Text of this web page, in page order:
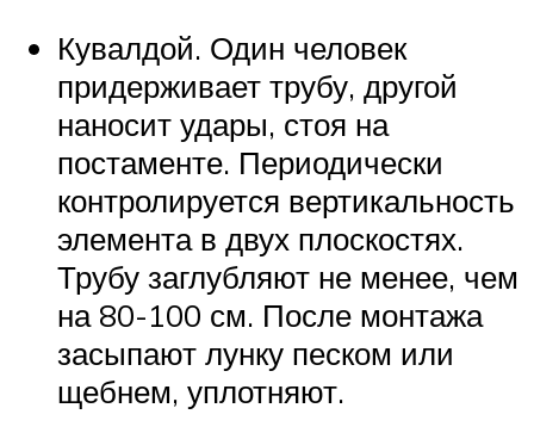
Кувалдой. Один человек
придерживает трубу, другой
наносит удары, стоя на
постаменте. Периодически
контролируется вертикальность
элемента в двух плоскостях.
Трубу заглубляют не менее, чем
на 80-100 см. После монтажа
засыпают лунку песком или
щебнем, уплотняют.